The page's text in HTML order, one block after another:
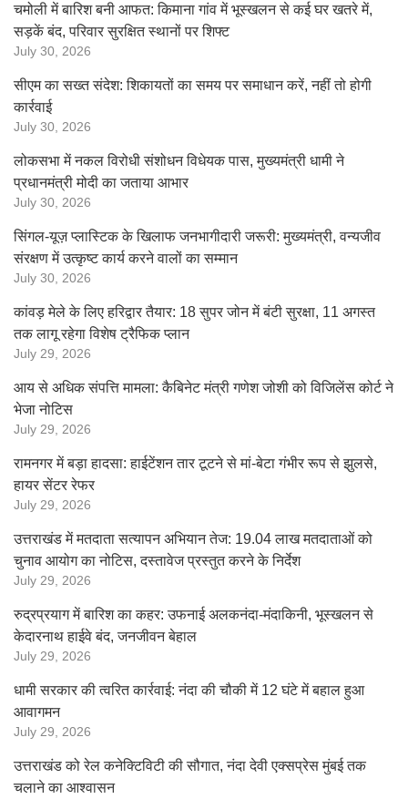
चमोली में बारिश बनी आफत: किमाना गांव में भूस्खलन से कई घर खतरे में,
सड़कें बंद, परिवार सुरक्षित स्थानों पर शिफ्ट
July 30, 2026
सीएम का सख्त संदेश: शिकायतों का समय पर समाधान करें, नहीं तो होगी
कार्रवाई
July 30, 2026
लोकसभा में नकल विरोधी संशोधन विधेयक पास, मुख्यमंत्री धामी ने
प्रधानमंत्री मोदी का जताया आभार
July 30, 2026
सिंगल-यूज़ प्लास्टिक के खिलाफ जनभागीदारी जरूरी: मुख्यमंत्री, वन्यजीव
संरक्षण में उत्कृष्ट कार्य करने वालों का सम्मान
July 30, 2026
कांवड़ मेले के लिए हरिद्वार तैयार: 18 सुपर जोन में बंटी सुरक्षा, 11 अगस्त
तक लागू रहेगा विशेष ट्रैफिक प्लान
July 29, 2026
आय से अधिक संपत्ति मामला: कैबिनेट मंत्री गणेश जोशी को विजिलेंस कोर्ट ने
भेजा नोटिस
July 29, 2026
रामनगर में बड़ा हादसा: हाईटेंशन तार टूटने से मां-बेटा गंभीर रूप से झुलसे,
हायर सेंटर रेफर
July 29, 2026
उत्तराखंड में मतदाता सत्यापन अभियान तेज: 19.04 लाख मतदाताओं को
चुनाव आयोग का नोटिस, दस्तावेज प्रस्तुत करने के निर्देश
July 29, 2026
रुद्रप्रयाग में बारिश का कहर: उफनाई अलकनंदा-मंदाकिनी, भूस्खलन से
केदारनाथ हाईवे बंद, जनजीवन बेहाल
July 29, 2026
धामी सरकार की त्वरित कार्रवाई: नंदा की चौकी में 12 घंटे में बहाल हुआ
आवागमन
July 29, 2026
उत्तराखंड को रेल कनेक्टिविटी की सौगात, नंदा देवी एक्सप्रेस मुंबई तक
चलाने का आश्वासन